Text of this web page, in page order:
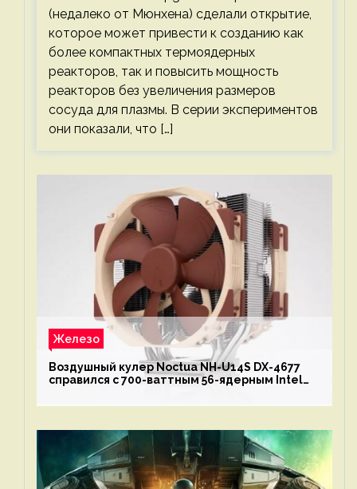
(недалеко от Мюнхена) сделали открытие,
которое может привести к созданию как
более компактных термоядерных
реакторов, так и повысить мощность
реакторов без увеличения размеров
сосуда для плазмы. В серии экспериментов
они показали, что […]
Железо
Воздушный кулер Noctua NH-U14S DX-4677
справился с 700-ваттным 56-ядерным Intel